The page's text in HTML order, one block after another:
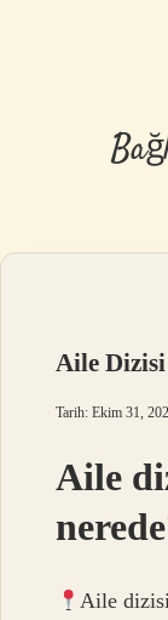
Aile
Tarih: Ekim 31,
Aile
Aile